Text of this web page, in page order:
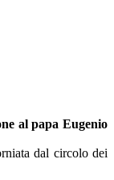
al papa Eugenio
dal circolo dei